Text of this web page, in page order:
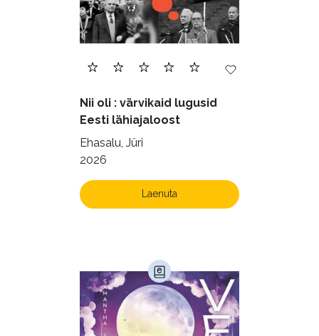
Nii oli : värvikaid lugusid
Eesti lähiajaloost
Ehasalu, Jüri
2026
Laenuta